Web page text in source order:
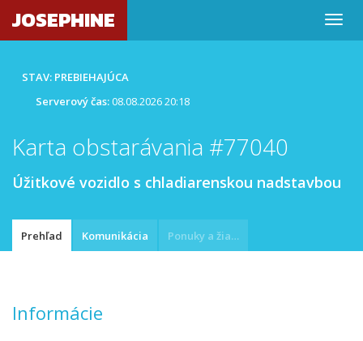
JOSEPHINE
STAV: PREBIEHAJÚCA
Serverový čas:08.08.2026 20:18
Karta obstarávania #77040
Úžitkové vozidlo s chladiarenskou nadstavbou
Prehľad Komunikácia Ponuky a žiadosti
Informácie